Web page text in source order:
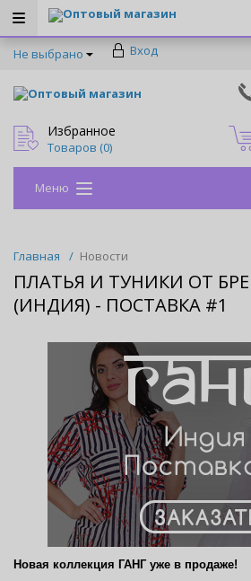
Оптовый магазин
Не выбрано Вход
Оптовый магазин
Избранное
Товаров (0)
Меню
Главная / Новости
ПЛАТЬЯ И ТУНИКИ ОТ
(ИНДИЯ) - ПОСТАВКА #1
Новая коллекция ГАНГ уже в продаже!